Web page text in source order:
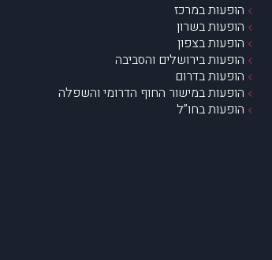
הופעות במרכז
הופעות בשרון
הופעות בצפון
הופעות בירושלים והסביבה
הופעות בדרום
הופעות במישור החוף הדרומי והשפלה
הופעות בחו”ל